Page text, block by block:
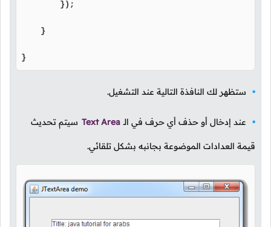
        });
    }
}
ستظهر لك النافذة التالية عند التشغيل.
عند إدخال أو حذف أي حرف في الـ Text Area سيتم تحديث
قيمة العدادات الموضوعة بجانبه بشكل تلقائي.